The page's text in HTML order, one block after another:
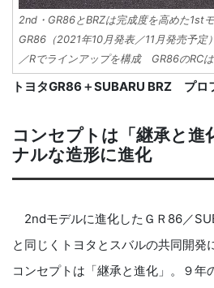
2nd・GR86とBRZは完成度を高めた1st
GR86（2021年10月発表／11月発売予
／Rでラインアップを構成 GR86のRC
トヨタGR86＋SUBARU BRZ プロ
コンセプトは「継承と進
ナルな造形に進化
2ndモデルに進化したＧＲ86／
と同じくトヨタとスバルの共同開発
コンセプトは「継承と進化」。９年